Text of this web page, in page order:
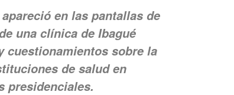
en las pantallas de
una clínica de Ibagué
cuestionamientos sobre la
de salud en
presidenciales.